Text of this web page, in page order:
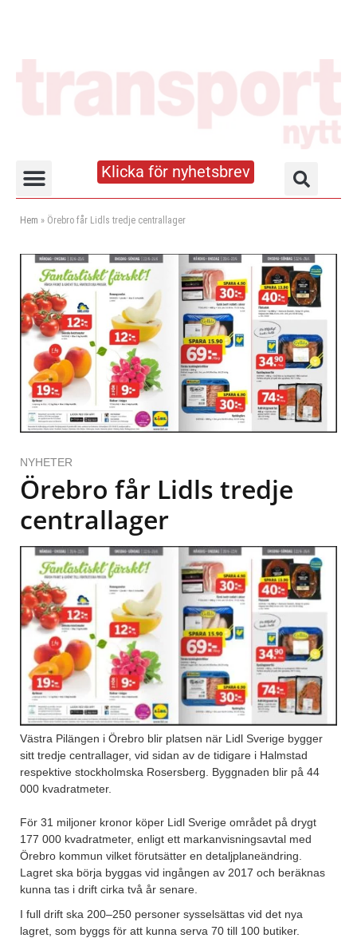
Klicka för nyhetsbrev
Hem » Örebro får Lidls tredje centrallager
NYHETER
Örebro får Lidls tredje
centrallager
Västra Pilängen i Örebro blir platsen när Lidl Sverige bygger
sitt tredje centrallager, vid sidan av de tidigare i Halmstad
respektive stockholmska Rosersberg. Byggnaden blir på 44
000 kvadratmeter.
För 31 miljoner kronor köper Lidl Sverige området på drygt
177 000 kvadratmeter, enligt ett markanvisningsavtal med
Örebro kommun vilket förutsätter en detaljplaneändring.
Lagret ska börja byggas vid ingången av 2017 och beräknas
kunna tas i drift cirka två år senare.
I full drift ska 200–250 personer sysselsättas vid det nya
lagret, som byggs för att kunna serva 70 till 100 butiker.